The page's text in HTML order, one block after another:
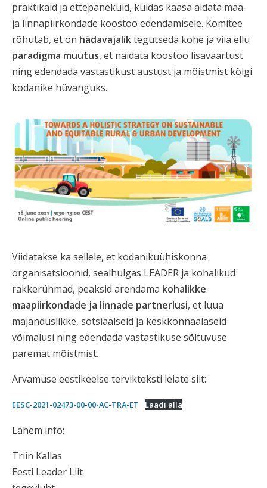
praktikaid ja ettepanekuid, kuidas kaasa aidata maa-
ja linnapiirkondade koostöö edendamisele. Komitee
rõhutab, et on hädavajaliktegutseda kohe ja viia ellu
paradigma muutus, et näidata koostöö lisaväärtust
ning edendada vastastikust austust ja mõistmist kõigi
kodanike hüvanguks.
Viidatakse ka sellele, et kodanikuühiskonna
organisatsioonid, sealhulgas LEADER ja kohalikud
rakkerühmad, peaksid arendama kohalikke
maapiirkondade ja linnade partnerlusi, et luua
majanduslikke, sotsiaalseid ja keskkonnaalaseid
võimalusi ning edendada vastastikuse sõltuvuse
paremat mõistmist.
Arvamuse eestikeelse tervikteksti leiate siit:
EESC-2021-02473-00-00-AC-TRA-ET Laadi alla
Lähem info:
Triin Kallas
Eesti Leader Liit